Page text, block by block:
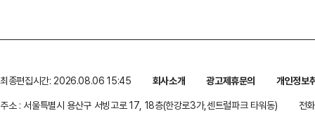
최종편집시간: 2026.08.06 15:45 회사소개 광고제휴문의
개인정보
주소 : 서울특별시 용산구 서빙고로 17, 18층(한강로3가,센트럴파크 타워동)
전